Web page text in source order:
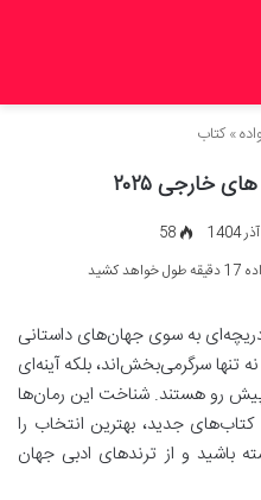
» کتاب
خارجی ۲۰۲۵
58
کشید
رمان‌های خارجی ۲۰۲۵ دریچه‌ای به سوی جهان‌های داستانی
تنها سرگرمی‌بخش‌اند، بلکه آینه‌ای
رو هستند. شناخت این رمان‌ها
جدید، بهترین انتخاب را
باشید و از ترندهای ادبی جهان